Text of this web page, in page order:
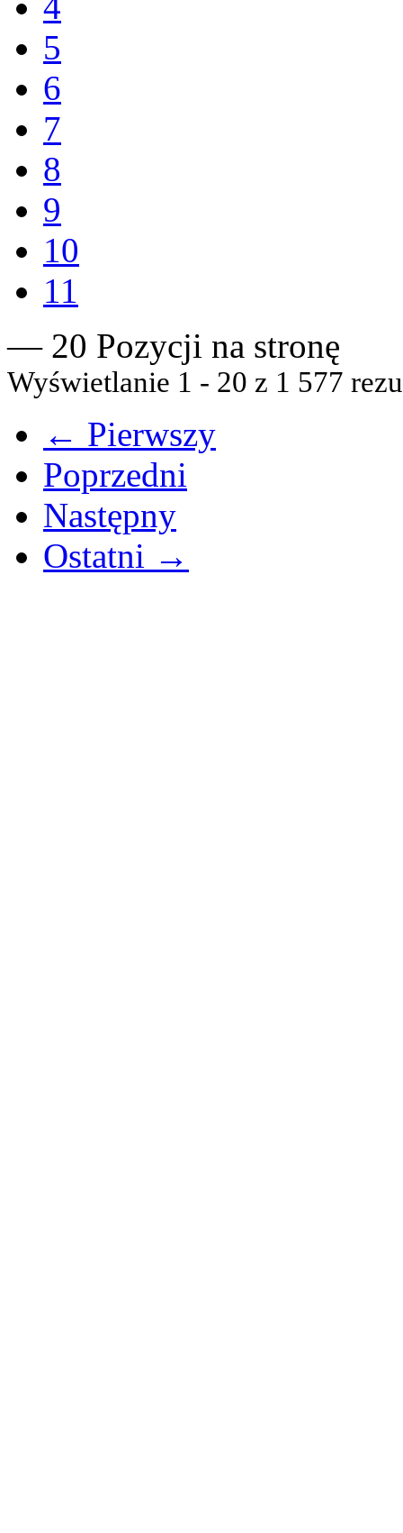
5
6
7
8
9
10
11
— 20 Pozycji na stronę
Wyświetlanie 1 - 20 z 1 577
← Pierwszy
Poprzedni
Następny
Ostatni →